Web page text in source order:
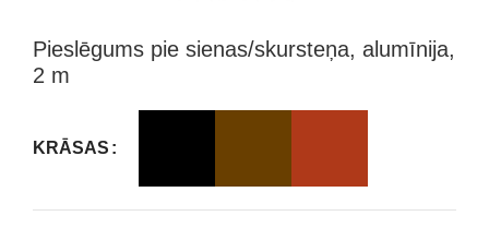
Pieslēgums pie sienas/skursteņa, alumīnija,
2 m
KRĀSAS